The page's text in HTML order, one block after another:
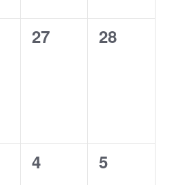
0
27
0
28
0
4
0
5